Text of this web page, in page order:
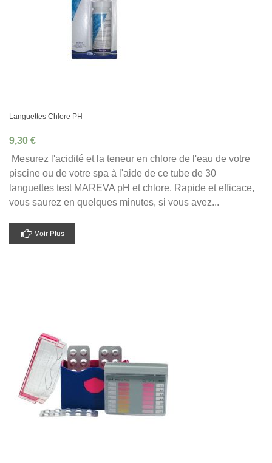
Languettes Chlore PH
9,30 €
Mesurez l'acidité et la teneur en chlore de l'eau de votre
piscine ou de votre spa à l'aide de ce tube de 30
languettes test MAREVA pH et chlore. Rapide et efficace,
vous saurez en quelques minutes, si vous avez...
Voir Plus